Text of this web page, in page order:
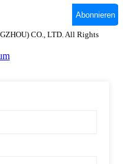
CO., LTD. All Rights